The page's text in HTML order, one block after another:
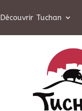
Découvrir Tuchan